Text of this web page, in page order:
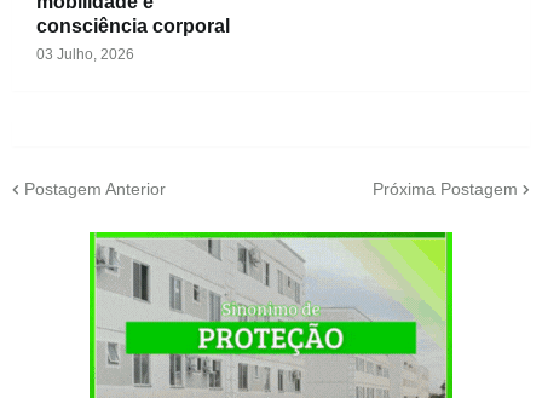
consciência corporal
03 Julho, 2026
Postagem Anterior Próxima Postagem